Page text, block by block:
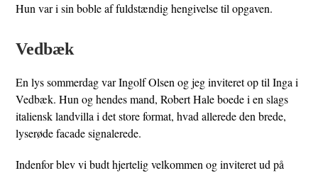
Hun var i sin boble af fuldstændig hengivelse til opgaven.
Vedbæk
En lys sommerdag var Ingolf Olsen og jeg inviteret op til Inga i
Vedbæk. Hun og hendes mand, Robert Hale boede i en slags
italiensk landvilla i det store format, hvad allerede den brede,
lyserøde facade signalerede.
Indenfor blev vi budt hjertelig velkommen og inviteret ud på